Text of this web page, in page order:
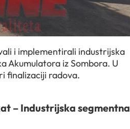
i implementirali industrijska
Akumulatora iz Sombora. U
finalizaciji radova.
– Industrijska segmentna